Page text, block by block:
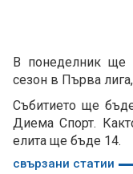
В понеделник ще
сезон в Първа
Събитието ще
Диема Спорт.
елита ще бъде 14.
свързани статии